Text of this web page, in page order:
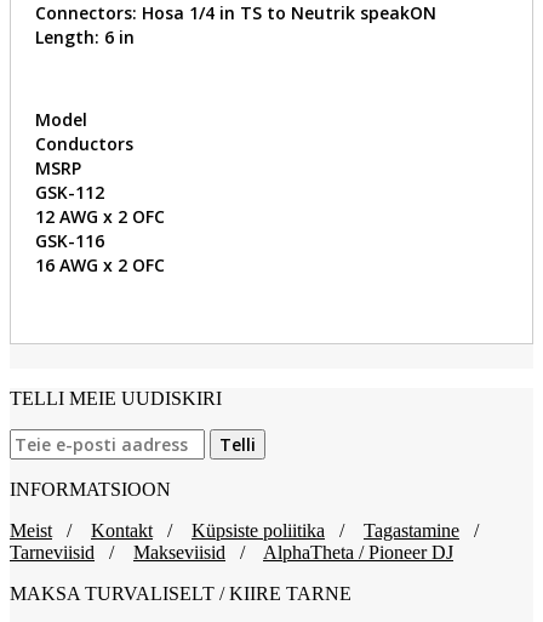
Connectors: Hosa 1/4 in TS to Neutrik speakON
Length: 6 in
Model
Conductors
MSRP
GSK-112
12 AWG x 2 OFC
GSK-116
16 AWG x 2 OFC
TELLI MEIE UUDISKIRI
INFORMATSIOON
Meist / Kontakt / Küpsiste poliitika / Tagastamine /
Tarneviisid / Makseviisid / AlphaTheta / Pioneer DJ
MAKSA TURVALISELT / KIIRE TARNE